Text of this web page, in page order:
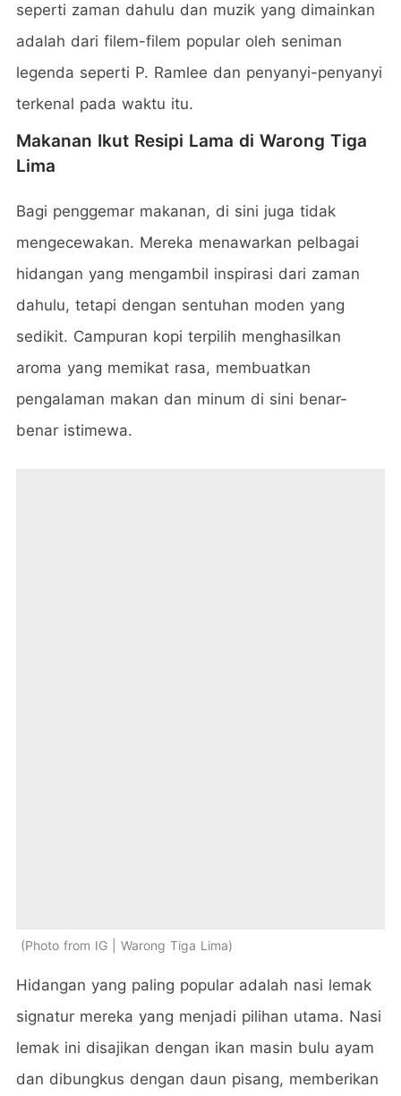
seperti zaman dahulu dan muzik yang dimainkan
adalah dari filem-filem popular oleh seniman
legenda seperti P. Ramlee dan penyanyi-penyanyi
terkenal pada waktu itu.
Makanan Ikut Resipi Lama di Warong Tiga
Lima
Bagi penggemar makanan, di sini juga tidak
mengecewakan. Mereka menawarkan pelbagai
hidangan yang mengambil inspirasi dari zaman
dahulu, tetapi dengan sentuhan moden yang
sedikit. Campuran kopi terpilih menghasilkan
aroma yang memikat rasa, membuatkan
pengalaman makan dan minum di sini benar-
benar istimewa.
Photo from IG | Warong Tiga Lima
Hidangan yang paling popular adalah nasi lemak
signatur mereka yang menjadi pilihan utama. Nasi
lemak ini disajikan dengan ikan masin bulu ayam
dan dibungkus dengan daun pisang, memberikan